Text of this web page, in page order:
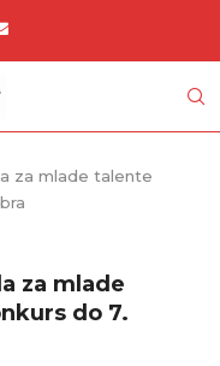
za mlade talente
za mlade
do 7.